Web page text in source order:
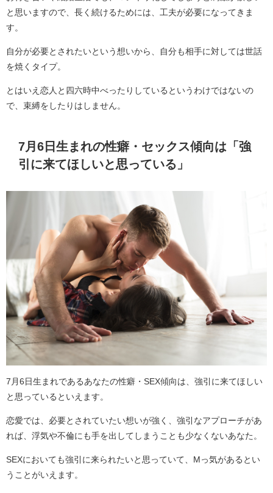
と思いますので、長く続けるためには、工夫が必要になってきま
す。
自分が必要とされたいという想いから、自分も相手に対しては世話
を焼くタイプ。
とはいえ恋人と四六時中べったりしているというわけではないの
で、束縛をしたりはしません。
7月6日生まれの性癖・セックス傾向は「強
引に来てほしいと思っている」
7月6日生まれであるあなたの性癖・SEX傾向は、強引に来てほしい
と思っているといえます。
恋愛では、必要とされていたい想いが強く、強引なアプローチがあ
れば、浮気や不倫にも手を出してしまうことも少なくないあなた。
SEXにおいても強引に来られたいと思っていて、Mっ気があるとい
うことがいえます。